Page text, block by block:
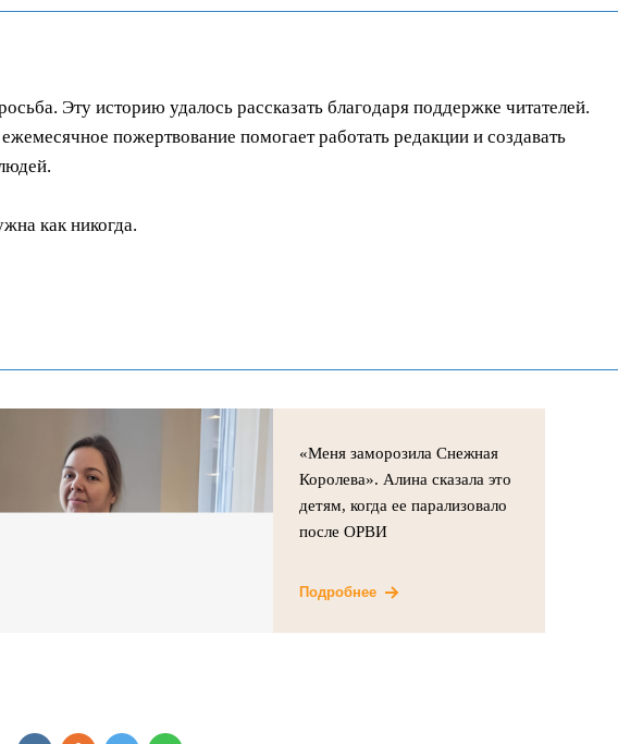
Эту историю удалось рассказать благодаря поддержке читателей.
пожертвование помогает работать редакции и создавать
как никогда.
«Меня заморозила Снежная
Королева». Алина сказала это
детям, когда ее парализовало
после ОРВИ
Подробнее